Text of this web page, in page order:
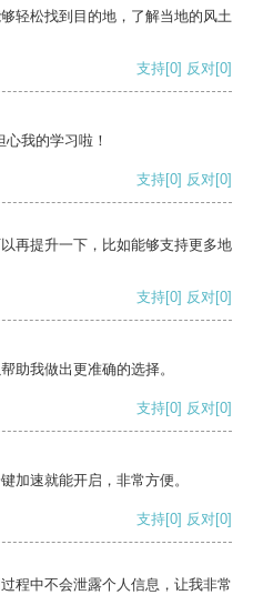
轻松找到目的地，了解当地的风土
支持[0] 反对[0]
我的学习啦！
支持[0] 反对[0]
再提升一下，比如能够支持更多地
支持[0] 反对[0]
助我做出更准确的选择。
支持[0] 反对[0]
加速就能开启，非常方便。
支持[0] 反对[0]
程中不会泄露个人信息，让我非常